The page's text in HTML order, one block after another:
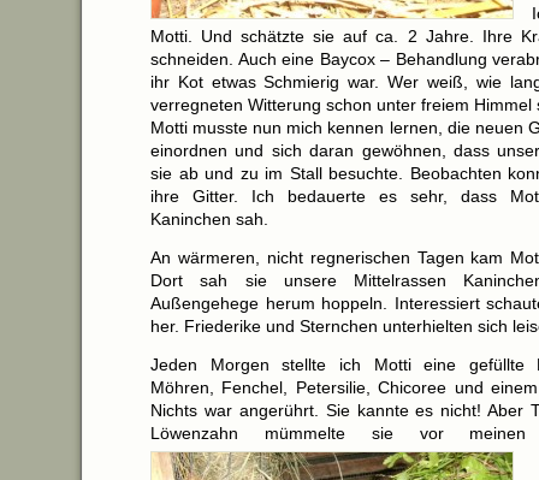
Motti. Und schätzte sie auf ca. 2 Jahre. Ihre
schneiden. Auch eine Baycox – Behandlung
ihr Kot etwas Schmierig war. Wer weiß, wie
verregneten Witterung schon unter freiem Himmel
Motti musste nun mich kennen lernen, die neuen
einordnen und sich daran gewöhnen, dass
sie ab und zu im Stall besuchte. Beobachten
ihre Gitter. Ich bedauerte es sehr, dass
Kaninchen sah.
An wärmeren, nicht regnerischen Tagen kam
Dort sah sie unsere Mittelrassen
Außengehege herum hoppeln. Interessiert
her. Friederike und Sternchen unterhielten sich
Jeden Morgen stellte ich Motti eine gefüllte
Möhren, Fenchel, Petersilie, Chicoree und
Nichts war angerührt. Sie kannte es nicht! Aber
Löwenzahn mümmelte sie vor